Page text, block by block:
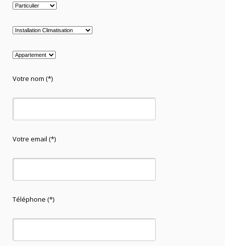
Votre nom (*)
Votre email (*)
Téléphone (*)